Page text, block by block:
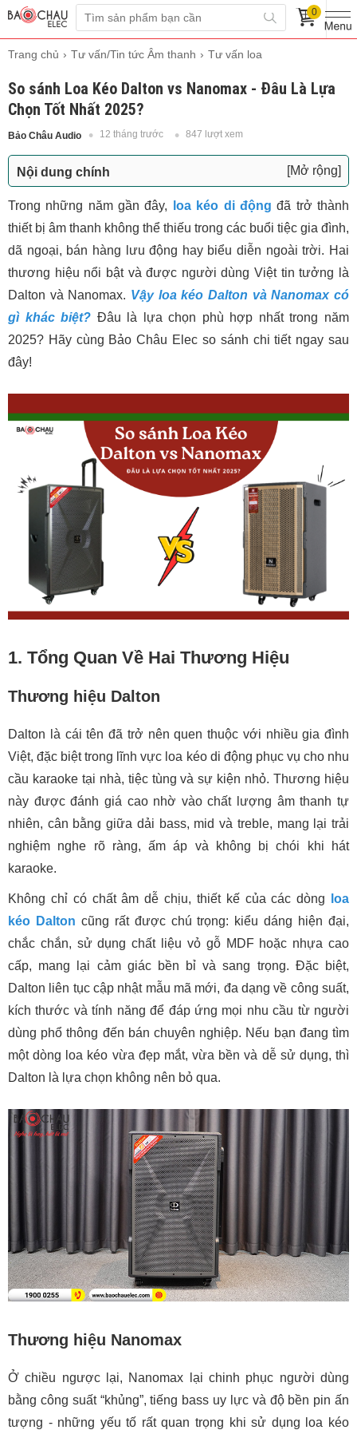
0
Trang chủ Tư vấn/Tin tức Âm thanh Tư vấn loa
So sánh Loa Kéo Dalton vs Nanomax - Đâu Là Lựa
Chọn Tốt Nhất 2025?
Bảo Châu Audio 12 tháng trước 847 lượt xem
Nội dung chính [Mở rộng]
1. Tổng Quan Về Hai Thương Hiệu
Thương hiệu Dalton
2. Chất Lượng Âm Thanh
3. Hiệu Suất và Thời Lượng Pin
4. Tính Năng và Khả Năng Kết Nối
5. Giá Thành và Phân Khúc Thị Trường
6. Bảng So Sánh Chi Tiết Loa Kéo Dalton và
Nanomax
Trong những năm gần đây, loa kéo di động đã trở thành
thiết bị âm thanh không thể thiếu trong các buổi tiệc gia đình,
dã ngoại, bán hàng lưu động hay biểu diễn ngoài trời. Hai
thương hiệu nổi bật và được người dùng Việt tin tưởng là
Dalton và Nanomax. Vậy loa kéo Dalton và Nanomax có
gì khác biệt? Đâu là lựa chọn phù hợp nhất trong năm
2025? Hãy cùng Bảo Châu Elec so sánh chi tiết ngay sau
đây!
1. Tổng Quan Về Hai Thương Hiệu
Thương hiệu Dalton
Dalton là cái tên đã trở nên quen thuộc với nhiều gia đình
Việt, đặc biệt trong lĩnh vực loa kéo di động phục vụ cho nhu
cầu karaoke tại nhà, tiệc tùng và sự kiện nhỏ. Thương hiệu
này được đánh giá cao nhờ vào chất lượng âm thanh tự
nhiên, cân bằng giữa dải bass, mid và treble, mang lại trải
nghiệm nghe rõ ràng, ấm áp và không bị chói khi hát
karaoke.
Không chỉ có chất âm dễ chịu, thiết kế của các dòng
loa
kéo Dalton cũng rất được chú trọng: kiểu dáng hiện đại,
chắc chắn, sử dụng chất liệu vỏ gỗ MDF hoặc nhựa cao
cấp, mang lại cảm giác bền bỉ và sang trọng. Đặc biệt,
Dalton liên tục cập nhật mẫu mã mới, đa dạng về công suất,
kích thước và tính năng để đáp ứng mọi nhu cầu từ người
dùng phổ thông đến bán chuyên nghiệp. Nếu bạn đang tìm
một dòng loa kéo vừa đẹp mắt, vừa bền và dễ sử dụng, thì
Dalton là lựa chọn không nên bỏ qua.
Thương hiệu Nanomax
Ở chiều ngược lại, Nanomax lại chinh phục người dùng
bằng công suất “khủng”, tiếng bass uy lực và độ bền pin ấn
tượng - những yếu tố rất quan trọng khi sử dụng loa kéo